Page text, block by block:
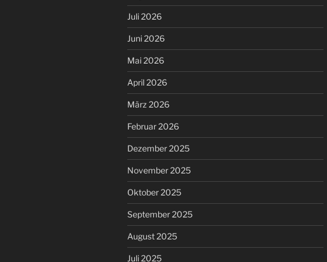
Juli 2026
Juni 2026
Mai 2026
April 2026
März 2026
Februar 2026
Dezember 2025
November 2025
Oktober 2025
September 2025
August 2025
Juli 2025